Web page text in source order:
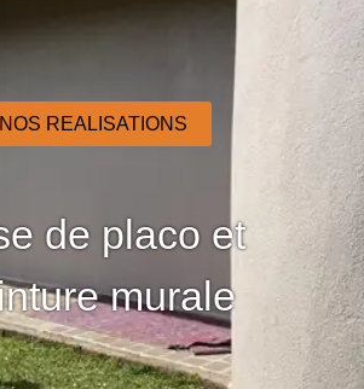
NOS REALISATIONS
de placo et
murale